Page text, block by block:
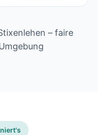
– faire